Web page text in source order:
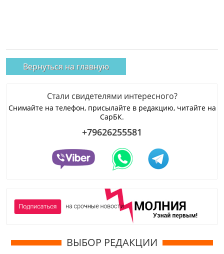
Вернуться на главную
Стали свидетелями интересного?
Снимайте на телефон, присылайте в редакцию, читайте на
СарБК.
+79626255581
ВЫБОР РЕДАКЦИИ